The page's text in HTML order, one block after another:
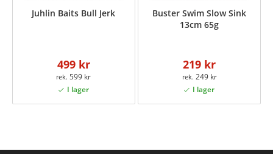
Juhlin Baits Bull Jerk
499 kr
599 kr
Buster Swim Slow Sink
13cm 65g
219 kr
249 kr